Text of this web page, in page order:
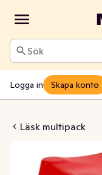
Sök
Logga in Skapa konto
Läsk multipack
4x1,5L